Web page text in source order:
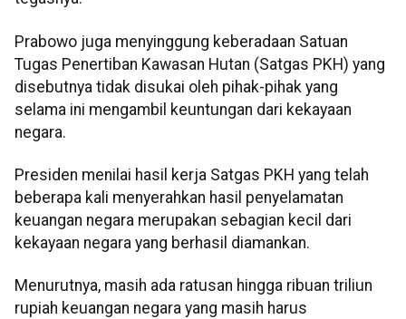
Prabowo juga menyinggung keberadaan Satuan
Tugas Penertiban Kawasan Hutan (Satgas PKH) yang
disebutnya tidak disukai oleh pihak-pihak yang
selama ini mengambil keuntungan dari kekayaan
negara.
Presiden menilai hasil kerja Satgas PKH yang telah
beberapa kali menyerahkan hasil penyelamatan
keuangan negara merupakan sebagian kecil dari
kekayaan negara yang berhasil diamankan.
Menurutnya, masih ada ratusan hingga ribuan triliun
rupiah keuangan negara yang masih harus